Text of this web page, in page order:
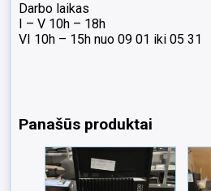
Darbo laikas
I – V 10h – 18h
VI 10h – 15h nuo 09 01 iki 05 31
Panašūs produktai